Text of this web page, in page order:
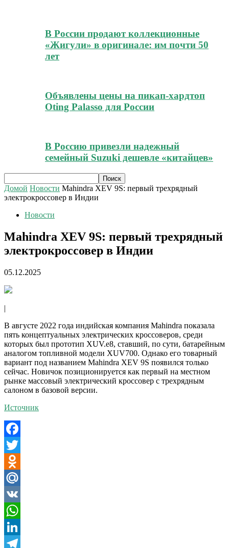
В России продают коллекционные
«Жигули» в оригинале: им почти 50
лет
Объявлены цены на пикап-хардтоп
Oting Palasso для России
В Россию привезли надежный
семейный Suzuki дешевле «китайцев»
Домой Новости Mahindra XEV 9S: первый трехрядный
электрокроссовер в Индии
Новости
Mahindra XEV 9S: первый трехрядный
электрокроссовер в Индии
05.12.2025
|
В августе 2022 года индийская компания Mahindra показала
пять концептуальных электрических кроссоверов, среди
которых был прототип XUV.e8, ставший, по сути, батарейным
аналогом топливной модели XUV700. Однако его товарный
вариант под названием Mahindra XEV 9S появился только
сейчас. Новичок позиционируется как первый на местном
рынке массовый электрический кроссовер с трехрядным
салоном в базовой версии.
Источник
Facebook
Twitter
Odnoklassniki
Mail.Ru
VK
WhatsApp
LinkedIn